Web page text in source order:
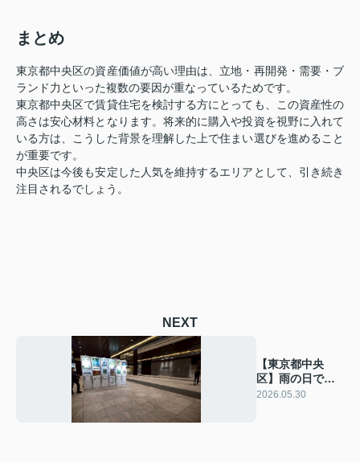
まとめ
東京都中央区の資産価値が高い理由は、立地・再開発・需要・ブ
ランド力といった複数の要因が重なっているためです。
東京都中央区で賃貸住宅を検討する方にとっても、この資産性の
高さは安心材料となります。将来的に購入や投資を視野に入れて
いる方は、こうした背景を理解した上で住まい選びを進めること
が重要です。
中央区は今後も安定した人気を維持するエリアとして、引き続き
注目されるでしょう。
NEXT
【東京都中央
区】雨の日でも
楽しめる屋内ス
2026.05.30